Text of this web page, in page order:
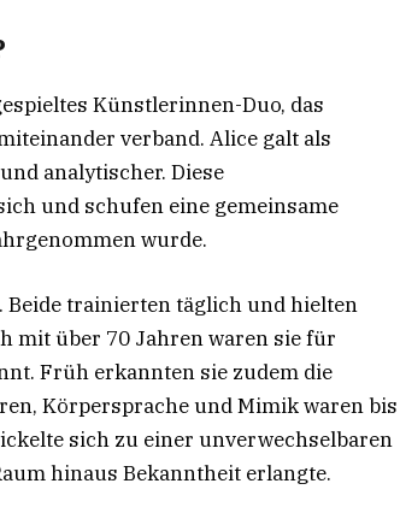
Künstlerinnen-Duo, das
verband. Alice galt als
analytischer. Diese
und schufen eine gemeinsame
wurde.
trainierten täglich und hielten
mit über 70 Jahren waren sie für
Früh erkannten sie zudem die
Körpersprache und Mimik waren bis
sich zu einer unverwechselbaren
hinaus Bekanntheit erlangte.